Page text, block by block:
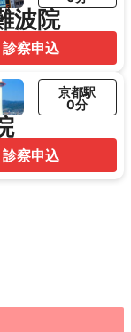
波院
診察申込
京都駅
0分
診察申込